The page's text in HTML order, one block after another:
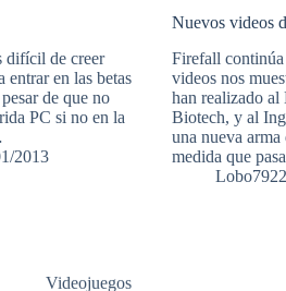
difícil de creer
entrar en las betas
de que no
PC si no en la
2013
Nuevos videos
Firefall continúa
videos nos
han realizado al
Biotech, y al
una nueva arma
medida que
Lobo7922
Videojuegos